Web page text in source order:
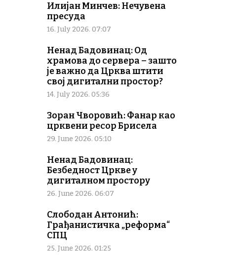
Илијан Минчев: Нечувена
пресуда
16. July 2026. 07:07
Ненад Бадовинац: Од
храмова до сервера – зашто
је важно да Црква штити
свој дигитални простор?
14. July 2026. 05:36
Зоран Чворовић: Фанар као
црквени ресор Брисела
29. June 2026. 05:10
Ненад Бадовинац:
Безбедност Цркве у
дигиталном простору
26. June 2026. 06:07
Слободан Антонић:
Грађанистичка „реформа“
СПЦ
25. June 2026. 01:25